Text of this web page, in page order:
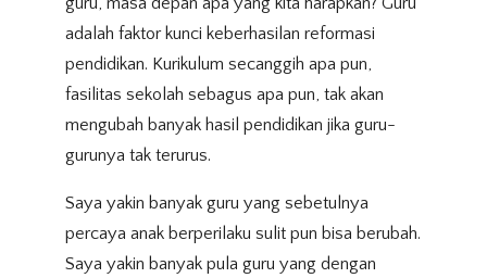
adalah faktor kunci keberhasilan reformasi
pendidikan. Kurikulum secanggih apa pun,
fasilitas sekolah sebagus apa pun, tak akan
mengubah banyak hasil pendidikan jika guru-
gurunya tak terurus.
Saya yakin banyak guru yang sebetulnya
percaya anak berperilaku sulit pun bisa berubah.
Saya yakin banyak pula guru yang dengan